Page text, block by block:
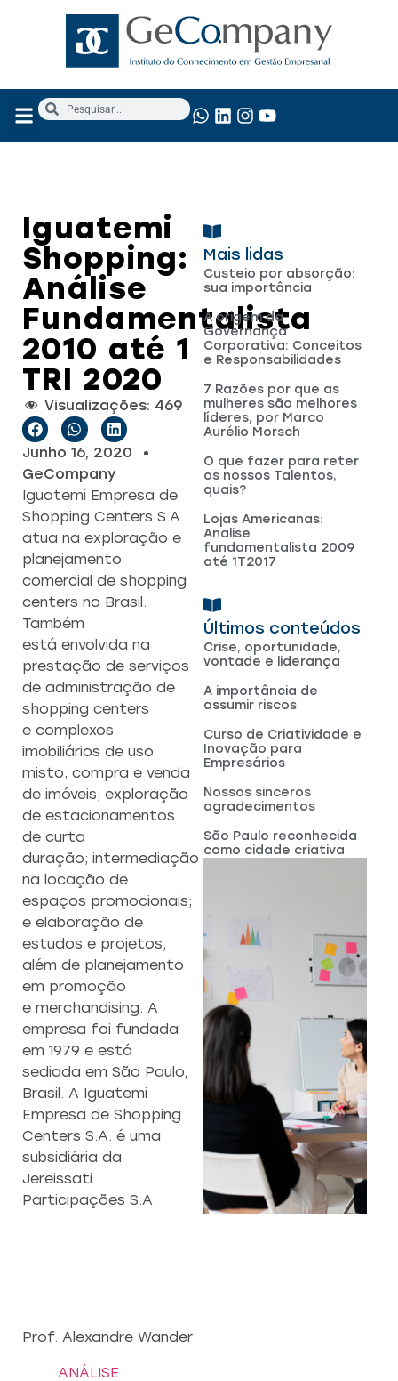
Iguatemi
Shopping:
Análise
Fundamentalista
2010 até 1
TRI 2020
Visualizações: 469
Junho 16, 2020
GeCompany
Iguatemi Empresa de
Shopping Centers S.A.
atua na exploração e
planejamento
comercial de shopping
centers no Brasil.
Também
está envolvida na
prestação de serviços
de administração de
shopping centers
e complexos
imobiliários de uso
misto; compra e venda
de imóveis; exploração
de estacionamentos
de curta
duração; intermediação
na locação de
espaços promocionais;
e elaboração de
estudos e projetos,
além de planejamento
em promoção
e merchandising. A
empresa foi fundada
em 1979 e está
sediada em São Paulo,
Brasil. A Iguatemi
Empresa de Shopping
Centers S.A. é uma
subsidiária da
Jereissati
Participações S.A.
Prof. Alexandre Wander
ANÁLISE
Mais lidas
Últimos conteúdos
Crise, oportunidade,
vontade e liderança
A importância de
assumir riscos
Curso de Criatividade e
Inovação para
Empresários
Nossos sinceros
agradecimentos
São Paulo reconhecida
como cidade criativa
Custeio por absorção:
sua importância
A origem da
Governança
Corporativa: Conceitos
e Responsabilidades
7 Razões por que as
mulheres são melhores
líderes, por Marco
Aurélio Morsch
O que fazer para reter
os nossos Talentos,
quais?
Lojas Americanas:
Analise
fundamentalista 2009
até 1T2017